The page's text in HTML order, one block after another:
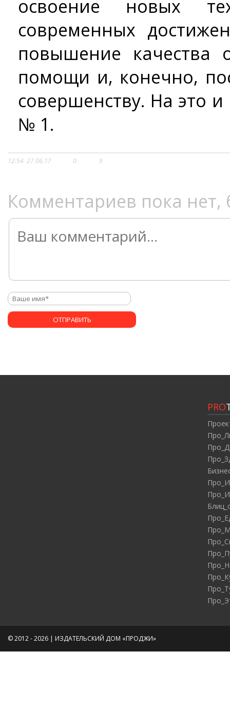
освоение новых
современных
повышение качества
помощи и, конечно,
совершенству. На это
№ 1.
12:54 27.06.17 0 9
Комментариев пока нет,
PRO
© 2012 - 2026 | ИЗДАТЕЛЬСКИЙ ДОМ «ПРОДЖИ»